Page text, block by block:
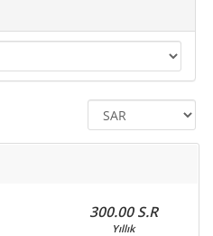
300.00 S.R
Yıllık